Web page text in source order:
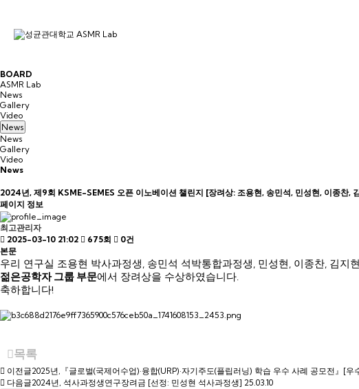
BOARD
ASMR Lab
News
Gallery
Video
News
News
Gallery
Video
News
2024년, 제9회 KSME-SEMES 오픈 이노베이션 챌린지 [장려상: 조용현, 송민석, 민성현, 이종찬,
페이지 정보
최고관리자
2025-03-10 21:02
675회
0건
본문
우리 연구실 조용현 박사과정생, 송민석 석박통합과정생, 민성현, 이종찬, 김
젊은공학자 그룹 부문에서 장려상을 수상하였습니다.
축하합니다!
목록
이전글2025년,『글로벌(국제어수업)·융합(URP)·자기주도(플립러닝) 학습 우수 사례 공모전』[우
다음글2024년, 석사과정생연구장려금 [선정: 민성현 석사과정생] 25.03.10